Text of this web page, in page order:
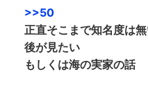
>>50
正直そこまで知名度は
後が見たい
もしくは海の実家の話